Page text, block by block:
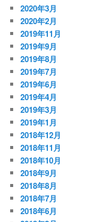
2020年3月
2020年2月
2019年11月
2019年9月
2019年8月
2019年7月
2019年6月
2019年4月
2019年3月
2019年1月
2018年12月
2018年11月
2018年10月
2018年9月
2018年8月
2018年7月
2018年6月